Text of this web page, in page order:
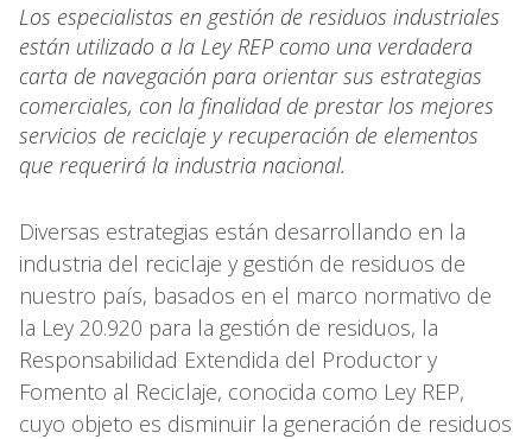
Los especialistas en gestión de residuos industriales
están utilizado a la Ley REP como una verdadera
carta de navegación para orientar sus estrategias
comerciales, con la finalidad de prestar los mejores
servicios de reciclaje y recuperación de elementos
que requerirá la industria nacional.
Diversas estrategias están desarrollando en la
industria del reciclaje y gestión de residuos de
nuestro país, basados en el marco normativo de
la Ley 20.920 para la gestión de residuos, la
Responsabilidad Extendida del Productor y
Fomento al Reciclaje, conocida como Ley REP,
cuyo objeto es disminuir la generación de residuos